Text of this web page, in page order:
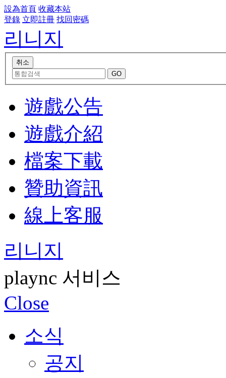
設為首頁 收藏本站
登錄 立即註冊 找回密碼
리니지
遊戲公告
遊戲介紹
檔案下載
贊助資訊
線上客服
리니지
plaync 서비스
Close
소식
공지